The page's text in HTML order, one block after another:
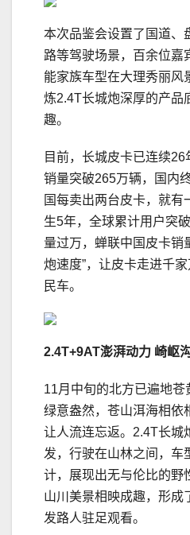
本次品鉴会设置了国道、
路等驾驶场景，百余位嘉
能家族车型在大理秀丽风
炼2.4T长城炮深厚的产品
趣。
目前，长城皮卡已连续
销量突破265万辆，国内
国每卖出两台皮卡，就有
生5年，全球累计用户突
量过万，蝉联中国皮卡销
炮速度”，让皮卡走进千
民车。
2.4T+9AT澎湃动力 崎岖
11月中旬的北方已遍地
绿意盎然，苍山洱海相依
让人流连忘返。2.4T长城
发，行驶在山林之间，车
计，展现出无与伦比的野
山川美景相映成趣，形成
发路人驻足观看。